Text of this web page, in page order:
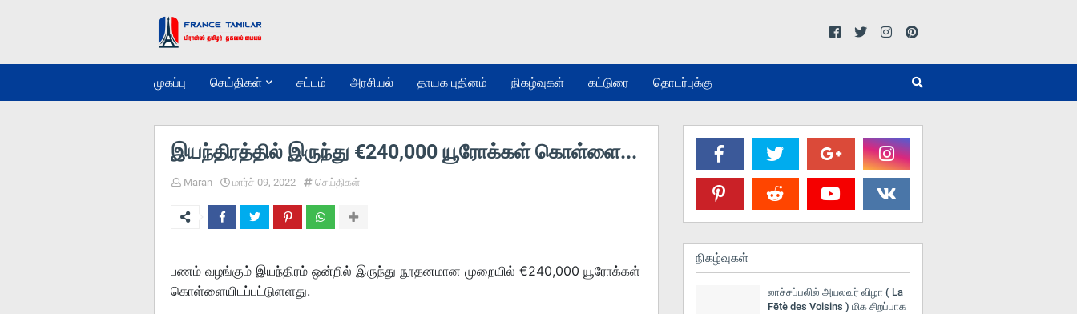
முகப்பு செய்திகள் சட்டம் அரசியல் தாயக புதினம் நிகழ்வுகள் கட்டுரை தொடர்புக்கு
இயந்திரத்தில் இருந்து €240,000 யூரோக்கள் கொள்ளை...
Maran மார்ச் 09, 2022 செய்திகள்
பணம் வழங்கும் இயந்திரம் ஒன்றில் இருந்து நூதனமான முறையில் €240,000 யூரோக்கள்
கொள்ளையிடப்பட்டுளளது.
நிகழ்வுகள்
லாச்சப்பலில் அயலவர் விழா ( La
Fētè des Voisins ) மிக சிறப்பாக